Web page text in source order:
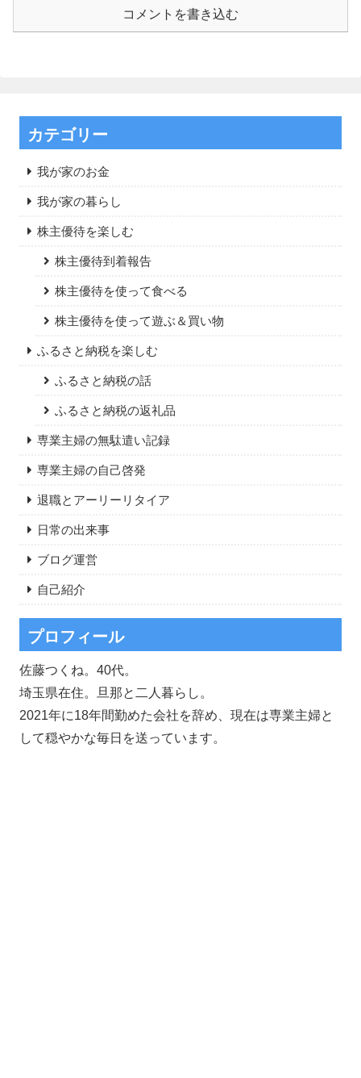
コメントを書き込む
カテゴリー
我が家のお金
我が家の暮らし
株主優待を楽しむ
株主優待到着報告
株主優待を使って食べる
株主優待を使って遊ぶ＆買い物
ふるさと納税を楽しむ
ふるさと納税の話
ふるさと納税の返礼品
専業主婦の無駄遣い記録
専業主婦の自己啓発
退職とアーリーリタイア
日常の出来事
ブログ運営
自己紹介
プロフィール
佐藤つくね。40代。
埼玉県在住。旦那と二人暮らし。
2021年に18年間勤めた会社を辞め、現在は専業主婦と
して穏やかな毎日を送っています。